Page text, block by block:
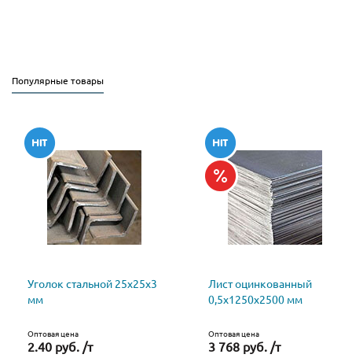
Популярные товары
Уголок стальной 25х25х3
мм
Оптовая цена
2.40 руб. /т
Лист оцинкованный
0,5х1250х2500 мм
Оптовая цена
3 768 руб. /т